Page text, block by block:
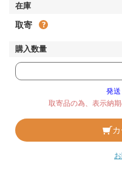
取寄
発
取寄品の為、表示納
カ